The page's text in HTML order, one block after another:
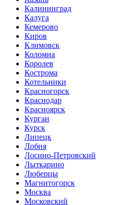
Калининград
Калуга
Кемерово
Киров
Климовск
Коломна
Королев
Кострома
Котельники
Красногорск
Краснодар
Красноярск
Курган
Курск
Липецк
Лобня
Лосино-Петровский
Лыткарино
Люберцы
Магнитогорск
Москва
Московский